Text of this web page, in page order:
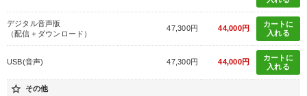
デジタル音声版
（配信＋ダウンロード）
47,300円 44,000円
カートに
入れる
USB(音声) 47,300円 44,000円
カートに
入れる
star_border その他